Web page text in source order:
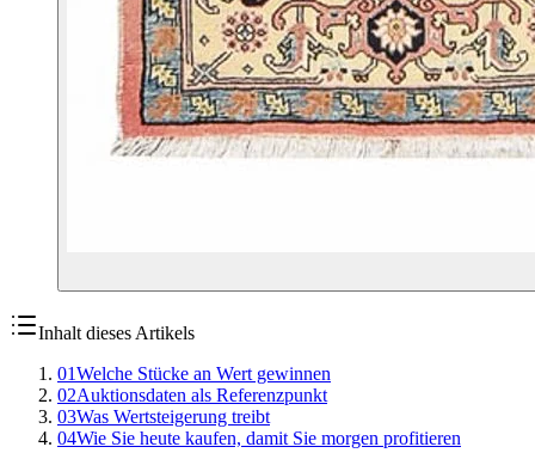
Inhalt dieses Artikels
01Welche Stücke an Wert gewinnen
02Auktionsdaten als Referenzpunkt
03Was Wertsteigerung treibt
04Wie Sie heute kaufen, damit Sie morgen profitieren